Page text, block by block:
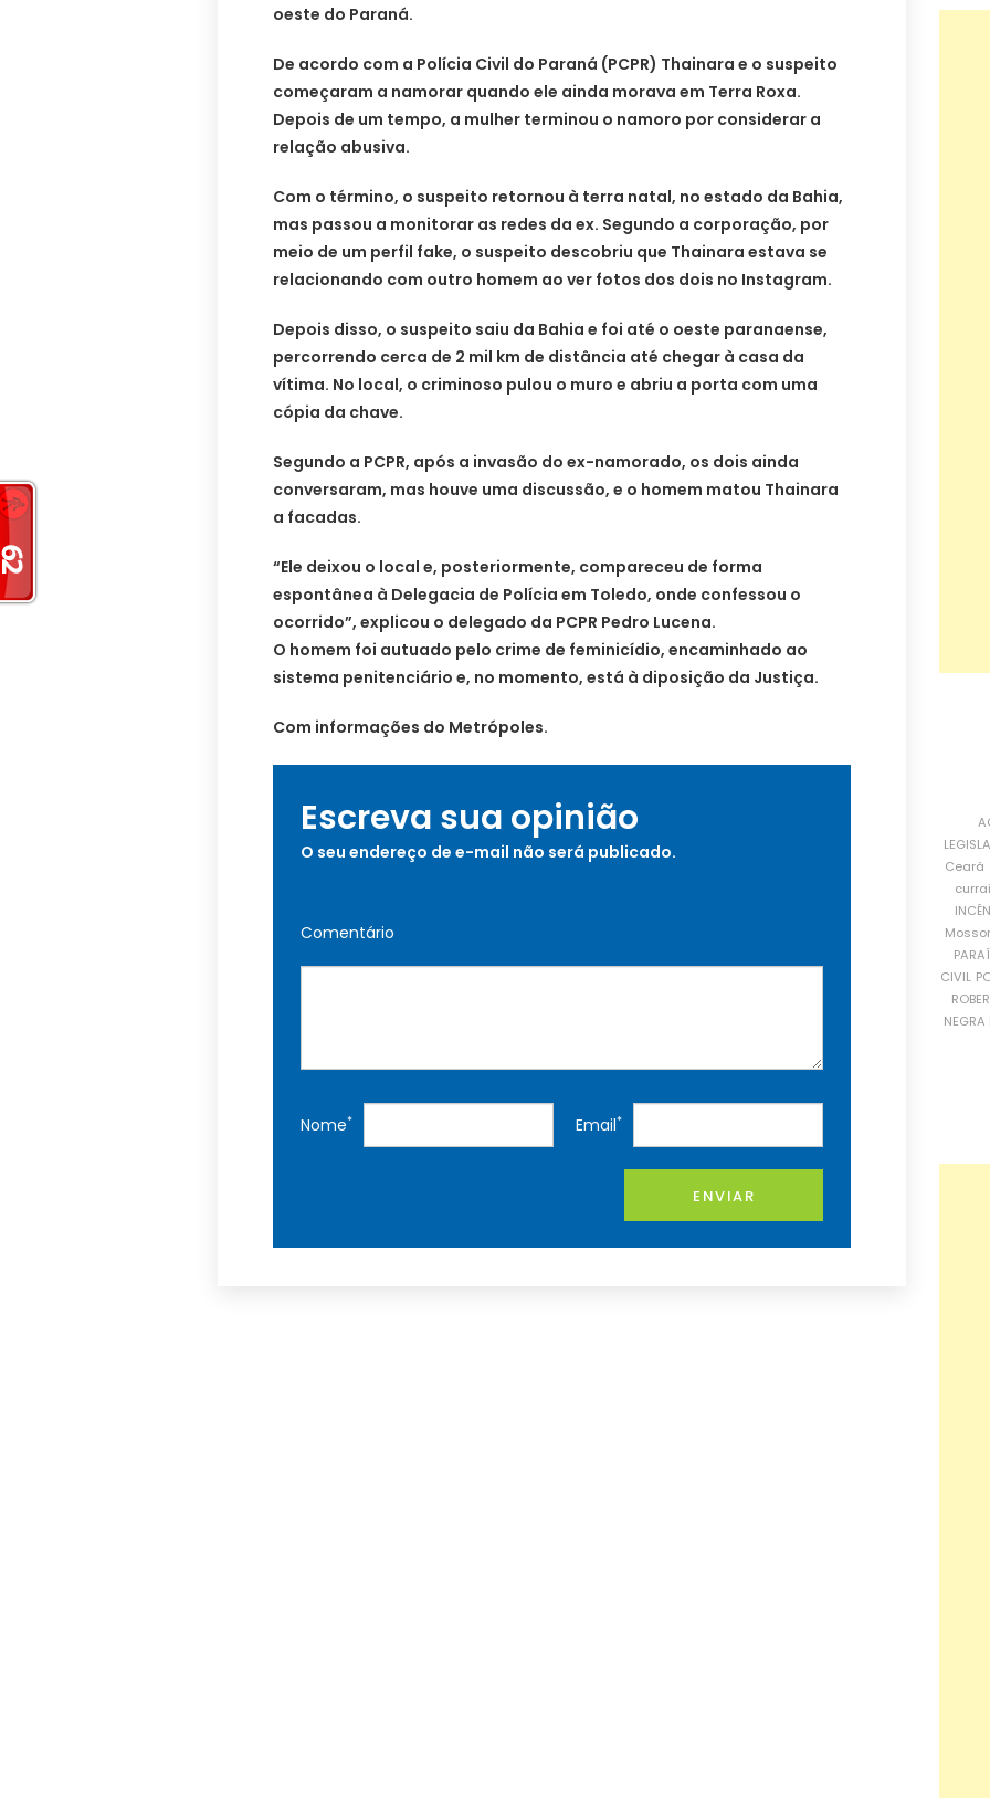
oeste do Paraná.
De acordo com a Polícia Civil do Paraná (PCPR) Thainara e o suspeito
começaram a namorar quando ele ainda morava em Terra Roxa.
Depois de um tempo, a mulher terminou o namoro por considerar a
relação abusiva.
Com o término, o suspeito retornou à terra natal, no estado da Bahia,
mas passou a monitorar as redes da ex. Segundo a corporação, por
meio de um perfil fake, o suspeito descobriu que Thainara estava se
relacionando com outro homem ao ver fotos dos dois no Instagram.
Depois disso, o suspeito saiu da Bahia e foi até o oeste paranaense,
percorrendo cerca de 2 mil km de distância até chegar à casa da
vítima. No local, o criminoso pulou o muro e abriu a porta com uma
cópia da chave.
Segundo a PCPR, após a invasão do ex-namorado, os dois ainda
conversaram, mas houve uma discussão, e o homem matou Thainara
a facadas.
“Ele deixou o local e, posteriormente, compareceu de forma
espontânea à Delegacia de Polícia em Toledo, onde confessou o
ocorrido”, explicou o delegado da PCPR Pedro Lucena.
O homem foi autuado pelo crime de feminicídio, encaminhado ao
sistema penitenciário e, no momento, está à diposição da Justiça.
Com informações do Metrópoles.
Escreva sua opinião
O seu endereço de e-mail não será publicado.
Comentário
Nome* Email*
ENVIAR
Ceará
CIVIL
NEGRA